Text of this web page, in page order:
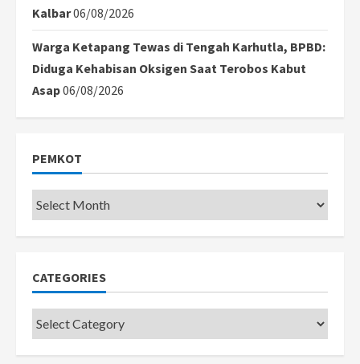
Kalbar06/08/2026
Warga Ketapang Tewas di Tengah Karhutla, BPBD:
Diduga Kehabisan Oksigen Saat Terobos Kabut
Asap06/08/2026
PEMKOT
Pemkot
CATEGORIES
Categories